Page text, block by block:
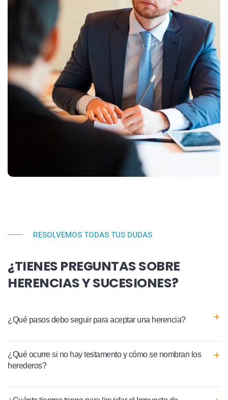
RESOLVEMOS TODAS TUS DUDAS
¿TIENES PREGUNTAS SOBRE
HERENCIAS Y SUCESIONES?
¿Qué pasos debo seguir para aceptar una herencia?
¿Qué ocurre si no hay testamento y cómo se nombran los
herederos?